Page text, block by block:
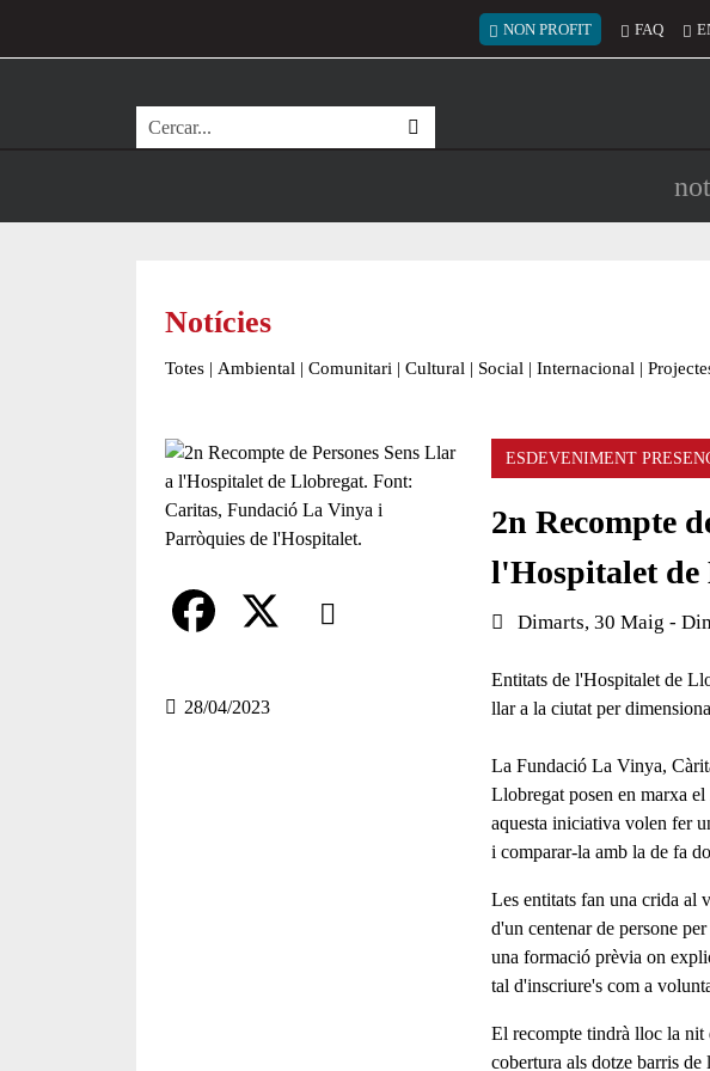
Menú del compte
NON PROFIT FAQ
Cerca
Notícies
Totes | Ambiental | Comunitari | Cultural | Social | Internacional |
Comparteix
a 28/04/2023
ESDEVENIMENT
2n Recompte
l'Hospitalet de
Data de l'esdeveniment:
Dimarts, 30 Maig -
Entitats de l'Hospitalet de
llar a la ciutat per
La Fundació La Vinya,
Llobregat posen en marxa el
aquesta iniciativa volen fer
i comparar-la amb la de fa
Les entitats fan una crida al
d'un centenar de persone
una formació prèvia on
tal d'inscriure's com a
El recompte tindrà lloc la nit
cobertura als dotze barris